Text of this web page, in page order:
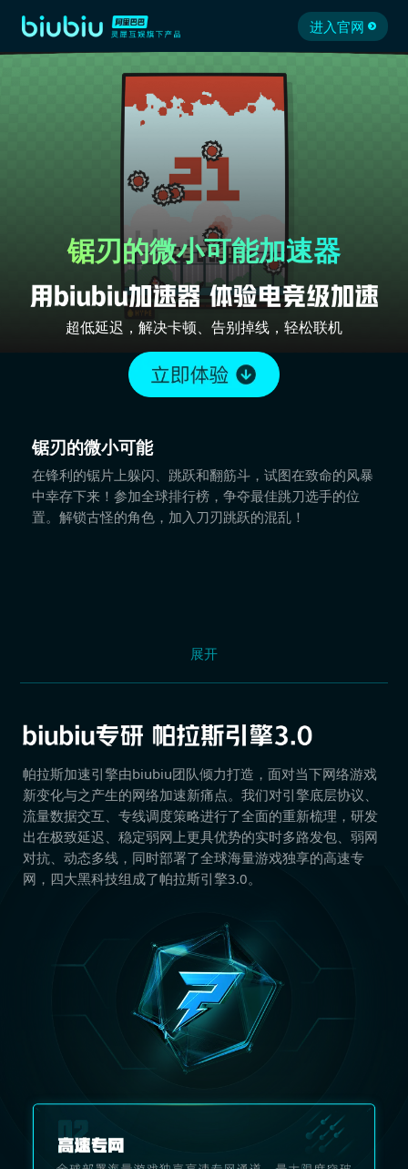
进入官网
锯刃的微小可能加速器
超低延迟，解决卡顿、告别掉线，轻松联机
锯刃的微小可能
在锋利的锯片上躲闪、跳跃和翻筋斗，试图在致命的风暴
中幸存下来！参加全球排行榜，争夺最佳跳刀选手的位
置。解锁古怪的角色，加入刀刃跳跃的混乱！
展开
帕拉斯加速引擎由biubiu团队倾力打造，面对当下网络游戏
新变化与之产生的网络加速新痛点。我们对引擎底层协议、
流量数据交互、专线调度策略进行了全面的重新梳理，研发
出在极致延迟、稳定弱网上更具优势的实时多路发包、弱网
对抗、动态多线，同时部署了全球海量游戏独享的高速专
网，四大黑科技组成了帕拉斯引擎3.0。